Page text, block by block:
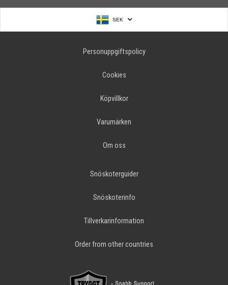
SEK
Personuppgiftspolicy
Cookies
Köpvillkor
Varumärken
Om oss
Snöskoterguider
Snöskoterinfo
Tillverkarinformation
Order from other countries